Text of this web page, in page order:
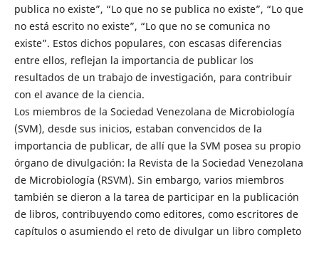
publica no existe”, “Lo que no se publica no existe”, “Lo que
no está escrito no existe”, “Lo que no se comunica no
existe”. Estos dichos populares, con escasas diferencias
entre ellos, reflejan la importancia de publicar los
resultados de un trabajo de investigación, para contribuir
con el avance de la ciencia.
Los miembros de la Sociedad Venezolana de Microbiología
(SVM), desde sus inicios, estaban convencidos de la
importancia de publicar, de allí que la SVM posea su propio
órgano de divulgación: la Revista de la Sociedad Venezolana
de Microbiología (RSVM). Sin embargo, varios miembros
también se dieron a la tarea de participar en la publicación
de libros, contribuyendo como editores, como escritores de
capítulos o asumiendo el reto de divulgar un libro completo